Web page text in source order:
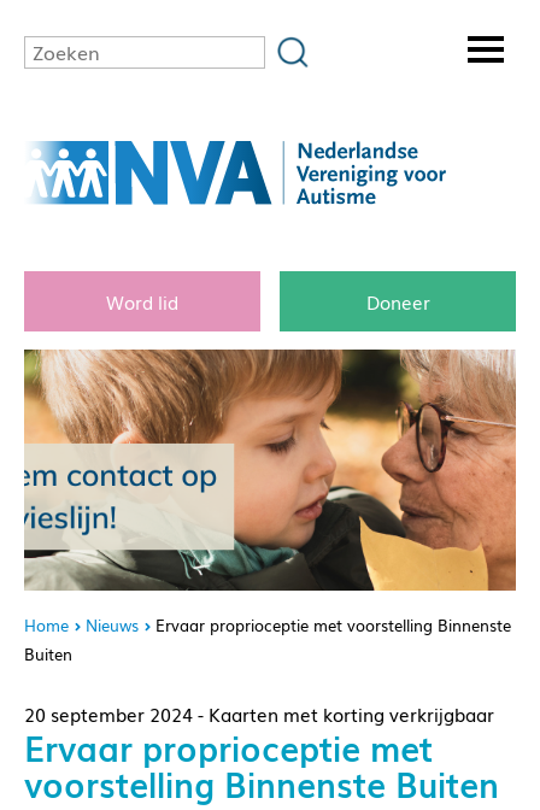
Word lid Doneer
Home Nieuws
Ervaar proprioceptie met voorstelling Binnenste
Buiten
20 september 2024 - Kaarten met korting verkrijgbaar
Ervaar proprioceptie met
voorstelling Binnenste Buiten